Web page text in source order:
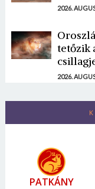
2026.
tetőzik
2026.
PATKÁNY